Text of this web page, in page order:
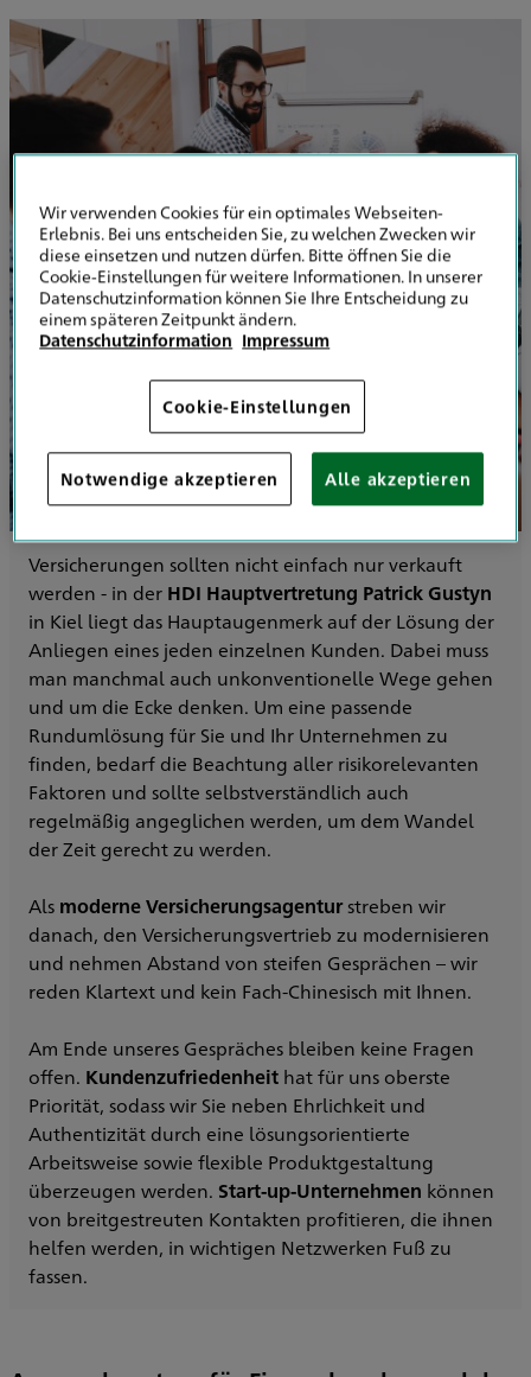
Versicherungen sollten nicht einfach nur verkauft
werden - in der HDI Hauptvertretung Patrick Gustyn
in Kiel liegt das Hauptaugenmerk auf der Lösung der
Anliegen eines jeden einzelnen Kunden. Dabei muss
man manchmal auch unkonventionelle Wege gehen
und um die Ecke denken. Um eine passende
Rundumlösung für Sie und Ihr Unternehmen zu
finden, bedarf die Beachtung aller risikorelevanten
Faktoren und sollte selbstverständlich auch
regelmäßig angeglichen werden, um dem Wandel
der Zeit gerecht zu werden.
Als moderne Versicherungsagenturstreben wir
danach, den Versicherungsvertrieb zu modernisieren
und nehmen Abstand von steifen Gesprächen – wir
reden Klartext und kein Fach-Chinesisch mit Ihnen.
Am Ende unseres Gespräches bleiben keine Fragen
offen. Kundenzufriedenheit hat für uns oberste
Priorität, sodass wir Sie neben Ehrlichkeit und
Authentizität durch eine lösungsorientierte
Arbeitsweise sowie flexible Produktgestaltung
überzeugen werden. Start-up-Unternehmen können
von breitgestreuten Kontakten profitieren, die ihnen
helfen werden, in wichtigen Netzwerken Fuß zu
fassen.
Wir verwenden Cookies für ein optimales Webseiten-
Erlebnis. Bei uns entscheiden Sie, zu welchen Zwecken wir
diese einsetzen und nutzen dürfen. Bitte öffnen Sie die
Cookie-Einstellungen für weitere Informationen. In unserer
Datenschutzinformation können Sie Ihre Entscheidung zu
einem späteren Zeitpunkt ändern.
Datenschutzinformation Impressum
Cookie-Einstellungen
Notwendige akzeptieren Alle akzeptieren